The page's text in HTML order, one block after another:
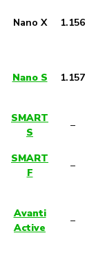
Nano X 1.156
Nano S 1.157
SMART
S
–
SMART
F
–
Avanti
Active
–